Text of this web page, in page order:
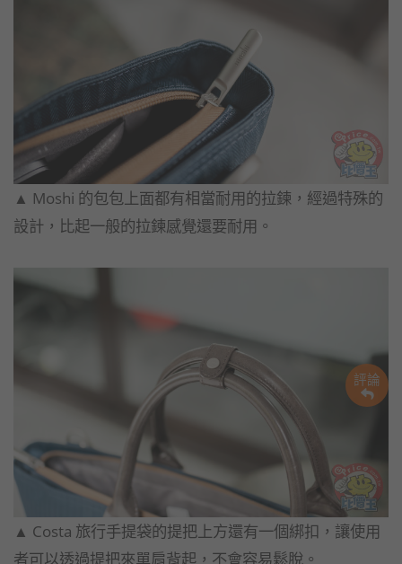
評論
▲​ ​Moshi 的包包上面都有相當耐用的拉鍊，經過特殊的
設計，比起一般的拉鍊感覺還要耐用。
▲​ ​Costa 旅行手提袋的提把上方還有一個綁扣，讓使用
者可以透過提把來單肩背起，不會容易鬆脫。